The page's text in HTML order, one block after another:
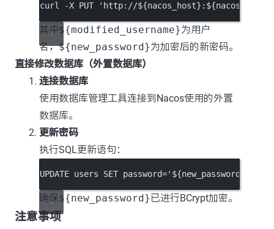
curl -X PUT 'http://${nacos_host}:${nacos_port}/
其中${modified_username}为用户
名，${new_password}为加密后的新密码。
直接修改数据库（外置数据库）
连接数据库
使用数据库管理工具连接到Nacos使用的外置
数据库。
更新密码
执行SQL更新语句：
UPDATE users SET password='${new_password}'
确保${new_password} 已进行BCrypt加密。
注意事项